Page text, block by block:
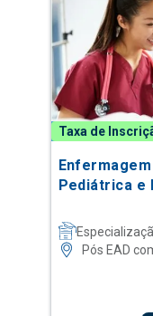
Taxa de
Pediátrica e
Pós EAD